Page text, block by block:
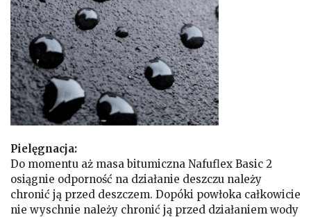
Pielęgnacja:
Do momentu aż masa bitumiczna Nafuflex Basic 2
osiągnie odporność na działanie deszczu należy
chronić ją przed deszczem. Dopóki powłoka całkowicie
nie wyschnie należy chronić ją przed działaniem wody